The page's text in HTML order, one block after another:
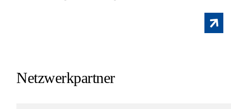
Netzwerkpartner